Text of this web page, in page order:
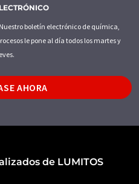
boletín electrónico de química,
le pone al día todos los martes y
AHORA
de LUMITOS